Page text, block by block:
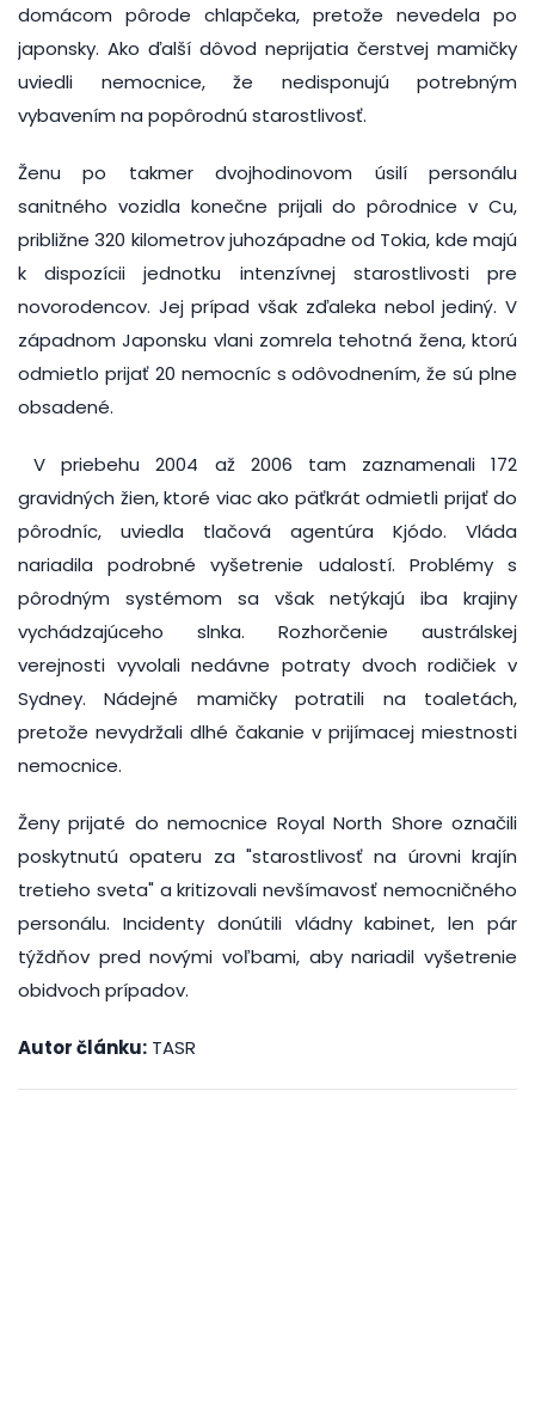
domácom pôrode chlapčeka, pretože nevedela po
japonsky. Ako ďalší dôvod neprijatia čerstvej mamičky
uviedli nemocnice, že nedisponujú potrebným
vybavením na popôrodnú starostlivosť.
Ženu po takmer dvojhodinovom úsilí personálu
sanitného vozidla konečne prijali do pôrodnice v Cu,
približne 320 kilometrov juhozápadne od Tokia, kde majú
k dispozícii jednotku intenzívnej starostlivosti pre
novorodencov. Jej prípad však zďaleka nebol jediný. V
západnom Japonsku vlani zomrela tehotná žena, ktorú
odmietlo prijať 20 nemocníc s odôvodnením, že sú plne
obsadené.
V priebehu 2004 až 2006 tam zaznamenali 172
gravidných žien, ktoré viac ako päťkrát odmietli prijať do
pôrodníc, uviedla tlačová agentúra Kjódo. Vláda
nariadila podrobné vyšetrenie udalostí. Problémy s
pôrodným systémom sa však netýkajú iba krajiny
vychádzajúceho slnka. Rozhorčenie austrálskej
verejnosti vyvolali nedávne potraty dvoch rodičiek v
Sydney. Nádejné mamičky potratili na toaletách,
pretože nevydržali dlhé čakanie v prijímacej miestnosti
nemocnice.
Ženy prijaté do nemocnice Royal North Shore označili
poskytnutú opateru za "starostlivosť na úrovni krajín
tretieho sveta" a kritizovali nevšímavosť nemocničného
personálu. Incidenty donútili vládny kabinet, len pár
týždňov pred novými voľbami, aby nariadil vyšetrenie
obidvoch prípadov.
Autor článku: TASR